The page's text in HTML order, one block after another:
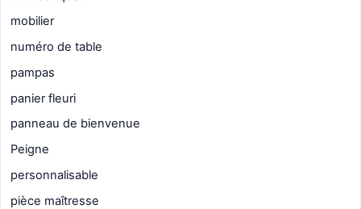
mobilier
numéro de table
pampas
panier fleuri
panneau de bienvenue
Peigne
personnalisable
pièce maîtresse